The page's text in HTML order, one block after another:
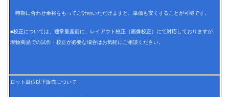
時期に合わせ余裕をもってご計画いただけますと、単価も安くすることが可能です。
■校正については、通常量産前に、レイアウト校正（画像校正）にて対応しておりますが、
現物商品での試作・校正が必要な場合はお気軽にご相談ください。
ロット単位以下販売について